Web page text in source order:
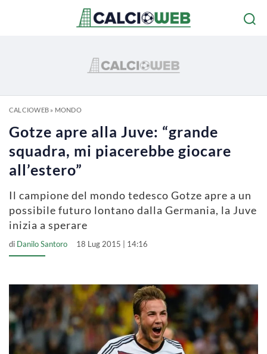
CALCIOWEB» MONDO
Gotze apre alla Juve: “grande
squadra, mi piacerebbe giocare
all’estero”
Il campione del mondo tedesco Gotze apre a un
possibile futuro lontano dalla Germania, la Juve
inizia a sperare
di Danilo Santoro 18 Lug 2015 | 14:16